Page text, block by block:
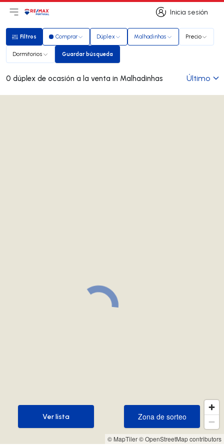
Inicia sesión
Inicia sesión
Abrir el menú principal
Logotipo
Filtros
Filtros Comprar Dúplex Malhadinhas Precio
Dormitorios Guardar búsqueda
Guardar búsqueda
0 dúplex de ocasión a la venta in Malhadinhas Último
© MapTiler© OpenStreetMap contributors
Zona de sorteo
Zona de sorteo
Ver lista
Ver lista